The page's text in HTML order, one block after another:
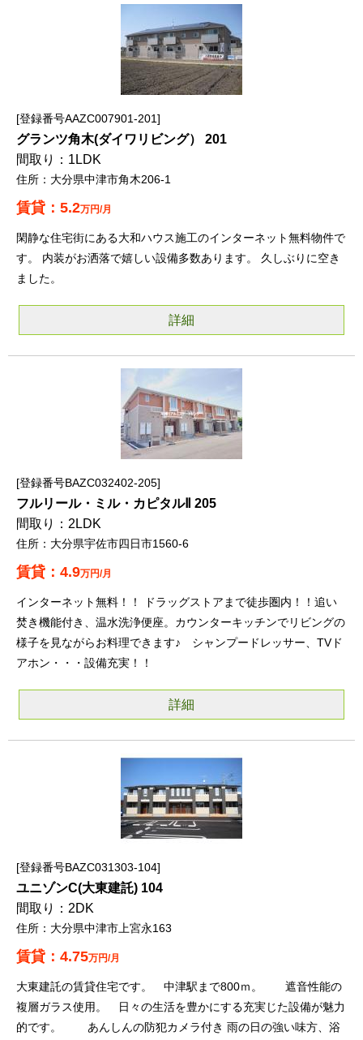
登録番号AAZC007901-201
グランツ角木(ダイワリビング） 201
1LDK
大分県中津市角木206-1
5.2万円/月
閑静な住宅街にある大和ハウス施工のインターネット無料物件で
す。 内装がお洒落で嬉しい設備多数あります。 久しぶりに空き
ました。
詳細
登録番号BAZC032402-205
フルリール・ミル・カピタルⅡ 205
2LDK
大分県宇佐市四日市1560-6
4.9万円/月
インターネット無料！！ ドラッグストアまで徒歩圏内！！追い
焚き機能付き、温水洗浄便座。カウンターキッチンでリビングの
様子を見ながらお料理できます♪ シャンプードレッサー、TVド
アホン・・・設備充実！！
詳細
登録番号BAZC031303-104
ユニゾンC(大東建託) 104
2DK
大分県中津市上宮永163
4.75万円/月
大東建託の賃貸住宅です。 中津駅まで800ｍ。 遮音性能の
複層ガラス使用。 日々の生活を豊かにする充実じた設備が魅力
的です。 あんしんの防犯カメラ付き 雨の日の強い味方、浴